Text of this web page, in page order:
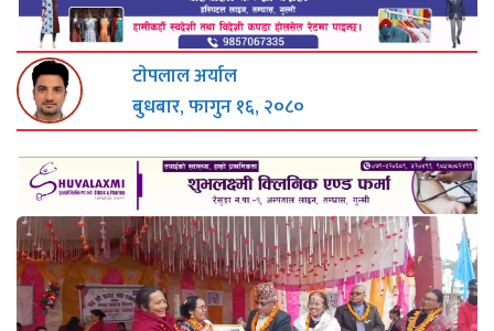
टाेपलाल अर्याल
बुधबार, फागुन १६, २०८०